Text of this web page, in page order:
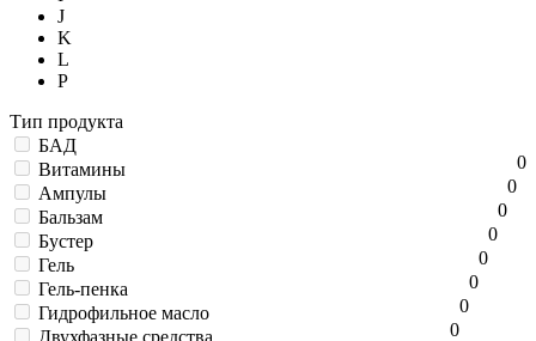
J
K
L
P
Тип продукта
БАД
0
Витамины
0
Ампулы
0
Бальзам
0
Бустер
0
Гель
0
Гель-пенка
0
Гидрофильное масло
0
Двухфазные средства